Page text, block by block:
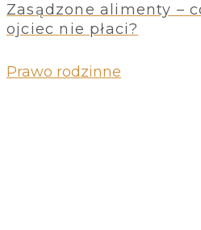
Zasądzone alimenty –
ojciec nie płaci?
Prawo rodzinne